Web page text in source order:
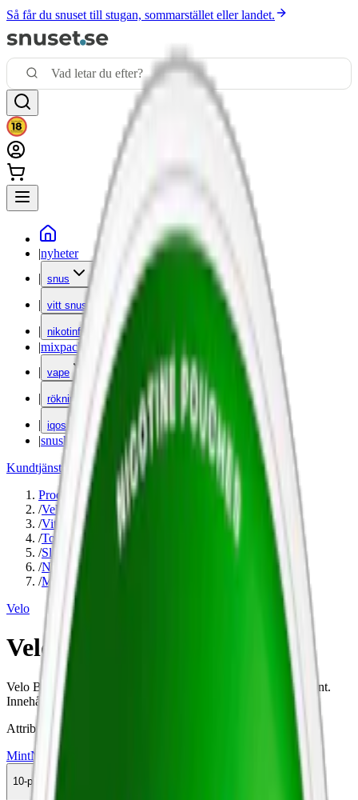
Så får du snuset till stugan, sommarstället eller landet.
|nyheter
| snus
| vitt snus
| nikotinfritt
|mixpack
| vape
| rökning
| iqos
|snuskuriren
Kundtjänst|Varumärken
Produkter
/Velo
/Vitt snus
/Torr Portion
/Slim
/Normal
/Mint
Velo
Velo Bright Peppermint 3
Velo Bright Peppermint är ett vitt snus med smak av pepparmint.
Innehåller 8 mg nikotin per prilla och kommer i formatet slim.
Attribut
MintNormal
10-pack
359,90 kr
Köp